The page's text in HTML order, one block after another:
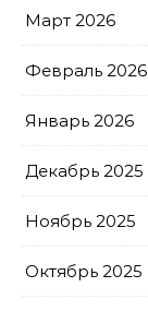
Март 2026
Февраль 2026
Январь 2026
Декабрь 2025
Ноябрь 2025
Октябрь 2025